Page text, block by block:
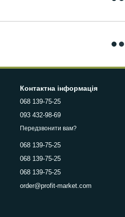
Контактна інформація
068 139-75-25
093 432-98-69
Передзвонити вам?
068 139-75-25
068 139-75-25
068 139-75-25
order@profit-market.com